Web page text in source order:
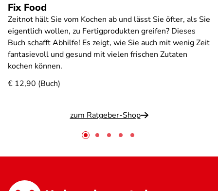
Fix Food
Zeitnot hält Sie vom Kochen ab und lässt Sie öfter, als Sie
eigentlich wollen, zu Fertigprodukten greifen? Dieses
Buch schafft Abhilfe! Es zeigt, wie Sie auch mit wenig Zeit
fantasievoll und gesund mit vielen frischen Zutaten
kochen können.
€ 12,90 (Buch)
zum Ratgeber-Shop